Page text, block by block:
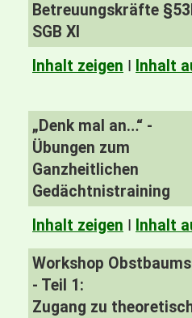
Betreuungskräfte
SGB XI
Inhalt zeigen I Inhalt
„Denk mal an…“ -
Übungen zum
Ganzheitlichen
Gedächtnistraining
Inhalt zeigen I Inhalt
Workshop
- Teil 1:
Zugang zu